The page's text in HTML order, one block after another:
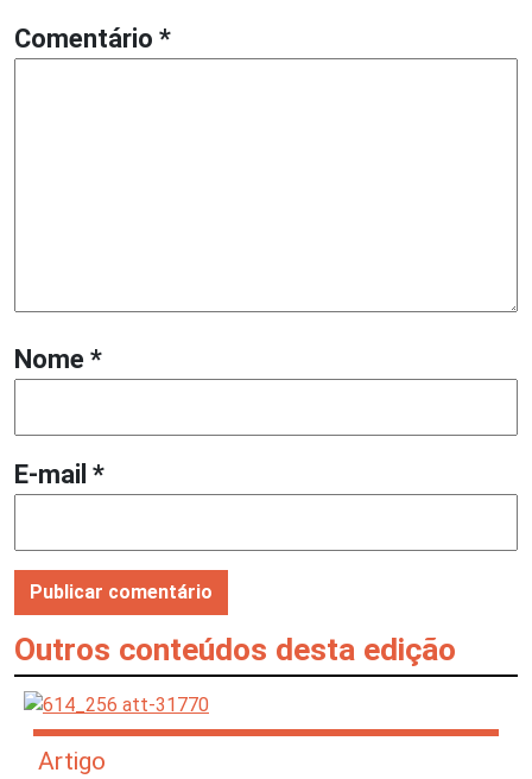
Comentário *
Nome *
E-mail *
Outros conteúdos desta edição
Artigo